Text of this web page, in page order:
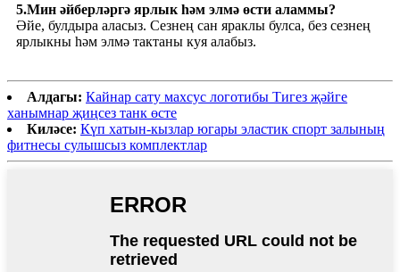
5.Мин әйберләргә ярлык һәм элмә өсти аламмы?
Әйе, булдыра аласыз. Сезнең сан яраклы булса, без сезнең
ярлыкны һәм элмә тактаны куя алабыз.
Алдагы: Кайнар сату махсус логотибы Тигез җәйге
ханымнар җиңсез танк өсте
Киләсе: Күп хатын-кызлар югары эластик спорт залының
фитнесы сулышсыз комплектлар